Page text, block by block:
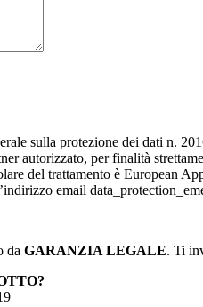
sulla protezione dei dati n.
autorizzato, per finalità
del trattamento è European
email
da GARANZIA LEGALE. Ti